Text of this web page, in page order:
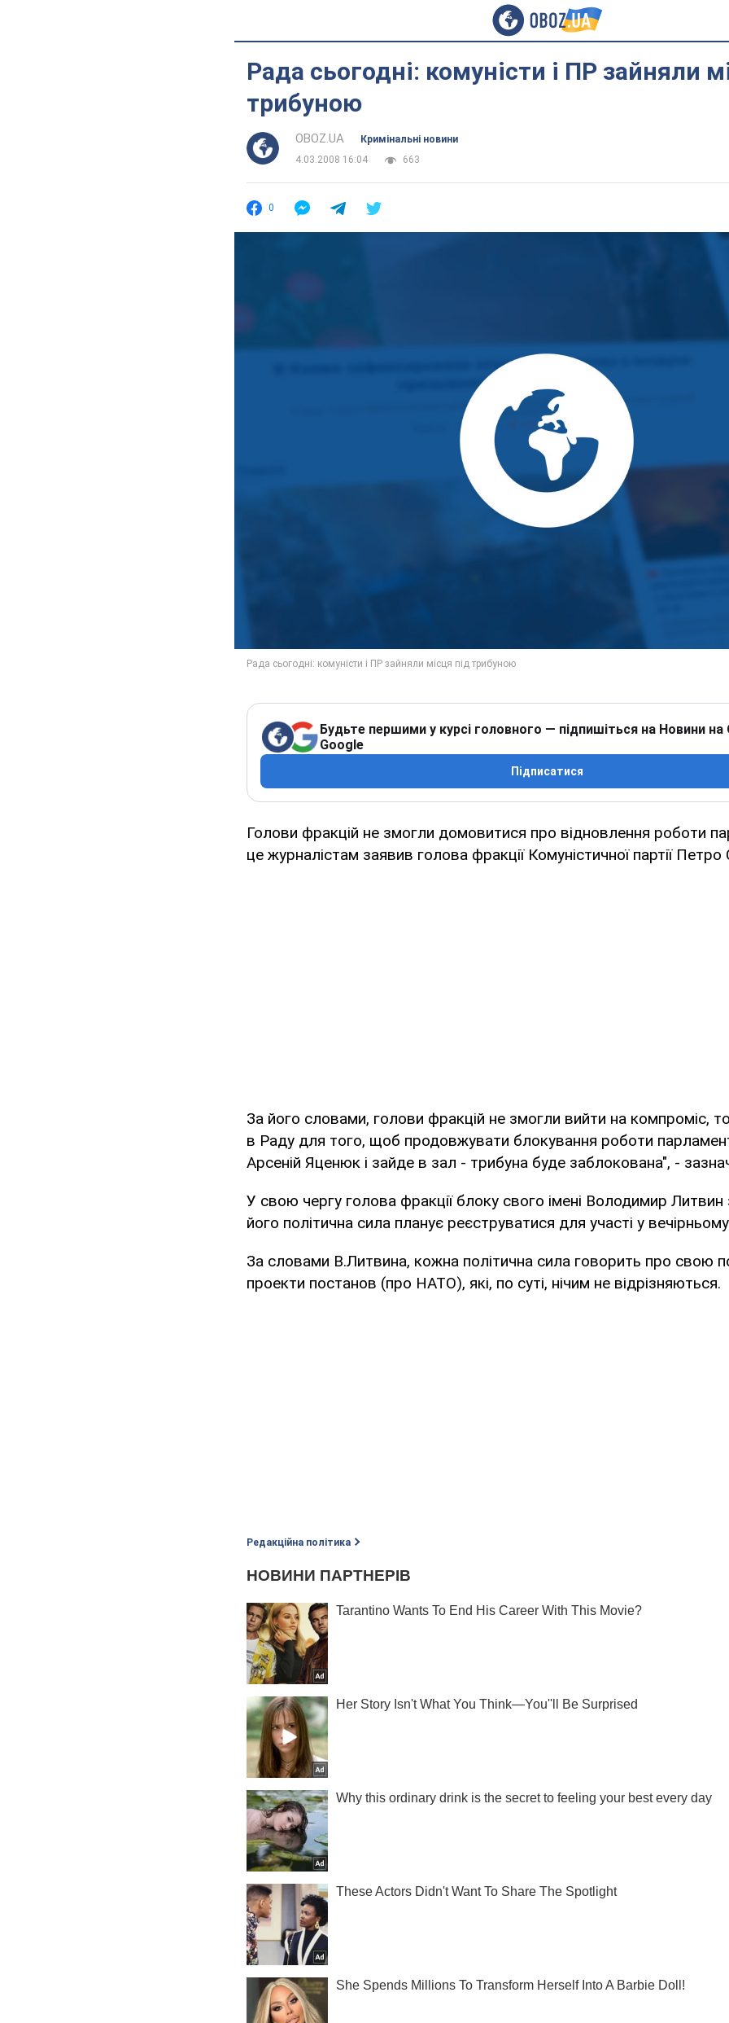
Рада сьогодні: комуністи і ПР зайняли
трибуною
OBOZ.UA
Кримінальні новини
4.03.2008 16:04
663
0
Будьте першими у курсі головного — підпишіться на Новини на
Google
Підписатися
Голови фракцій не змогли домовитися про відновлення роботи
це журналістам заявив голова фракції Комуністичної партії
За його словами, голови фракцій не змогли вийти на компроміс,
в Раду для того, щоб продовжувати блокування роботи
Арсеній Яценюк і зайде в зал - трибуна буде заблокована", -
У свою чергу голова фракції блоку свого імені Володимир
його політична сила планує реєструватися для участі у вечірньому
За словами В.Литвина, кожна політична сила говорить про свою
проекти постанов (про НАТО), які, по суті, нічим не відрізняються.
Редакційна політика